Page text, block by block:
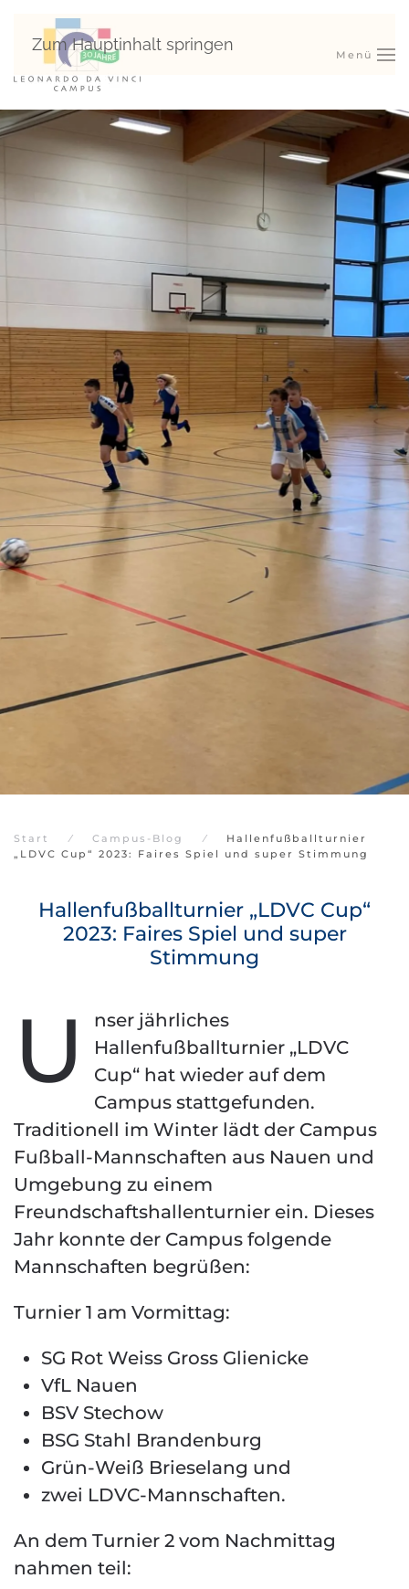
Zum Hauptinhalt springen
Menü
Start Campus-Blog
Hallenfußballturnier
„LDVC Cup“ 2023: Faires Spiel und super Stimmung
Hallenfußballturnier „LDVC Cup“
2023: Faires Spiel und super
Stimmung
U
nser jährliches
Hallenfußballturnier „LDVC
Cup“ hat wieder auf dem
Campus stattgefunden.
Traditionell im Winter lädt der Campus
Fußball-Mannschaften aus Nauen und
Umgebung zu einem
Freundschaftshallenturnier ein. Dieses
Jahr konnte der Campus folgende
Mannschaften begrüßen:
Turnier 1 am Vormittag:
SG Rot Weiss Gross Glienicke
VfL Nauen
BSV Stechow
BSG Stahl Brandenburg
Grün-Weiß Brieselang und
zwei LDVC-Mannschaften.
An dem Turnier 2 vom Nachmittag
nahmen teil: